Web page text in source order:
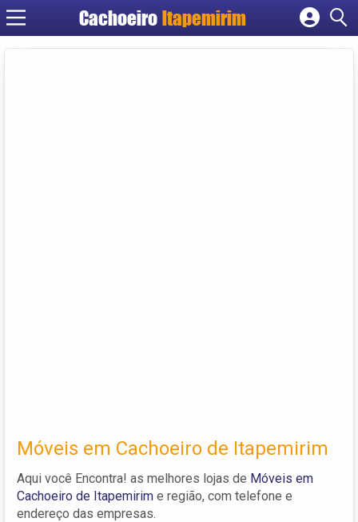
Cachoeiro Itapemirim
Cadastrar empresa
Móveis em Cachoeiro de Itapemirim
Aqui você Encontra! as melhores lojas de Móveis em
Cachoeiro de Itapemirim e região, com telefone e
endereço das empresas.